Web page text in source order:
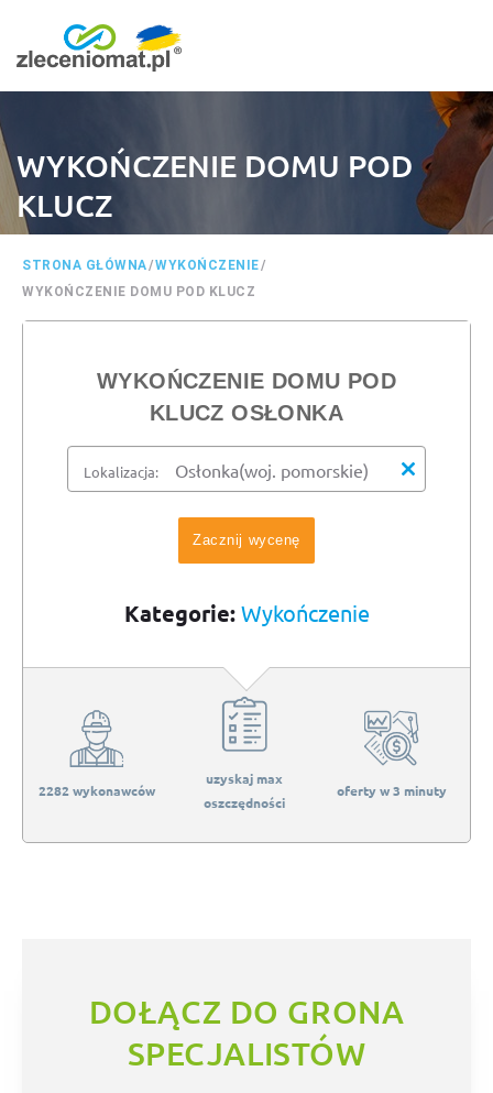
WYKOŃCZENIE DOMU POD
KLUCZ
STRONA GŁÓWNA/WYKOŃCZENIE/
WYKOŃCZENIE DOMU POD KLUCZ
WYKOŃCZENIE DOMU POD
KLUCZ OSŁONKA
Lokalizacja:
Zacznij wycenę
Kategorie: Wykończenie
2282 wykonawców
uzyskaj max
oszczędności
oferty w 3 minuty
DOŁĄCZ DO GRONA
SPECJALISTÓW